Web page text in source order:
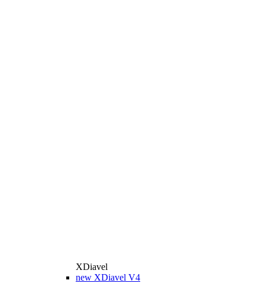
XDiavel
new XDiavel V4